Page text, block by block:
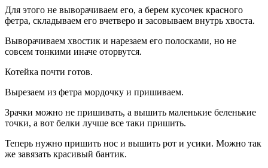
Для этого не выворачиваем его, а берем кусочек красного
фетра, складываем его вчетверо и засовываем внутрь хвоста.
Выворачиваем хвостик и нарезаем его полосками, но не
совсем тонкими иначе оторвутся.
Котейка почти готов.
Вырезаем из фетра мордочку и пришиваем.
Зрачки можно не пришивать, а вышить маленькие беленькие
точки, а вот белки лучше все таки пришить.
Теперь нужно пришить нос и вышить рот и усики. Можно так
же завязать красивый бантик.